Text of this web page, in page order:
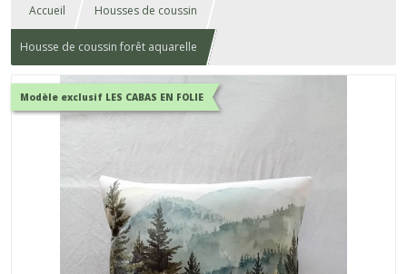
Accueil Housses de coussin
Housse de coussin forêt aquarelle
Modèle exclusif LES CABAS EN FOLIE